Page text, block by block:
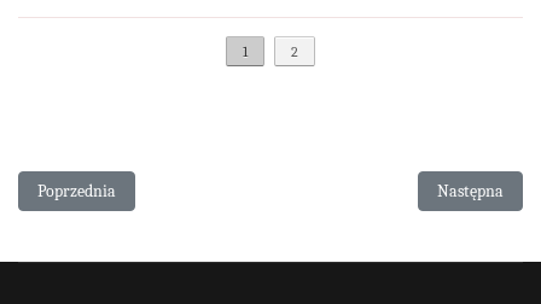
1 2
Poprzednia strona: Babeczki dyniowe z popcornem
Poprzednia Następna
Następna